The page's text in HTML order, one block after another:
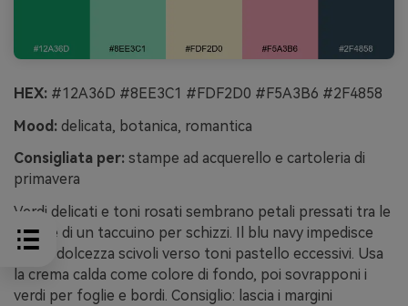
HEX: #12A36D #8EE3C1 #FDF2D0 #F5A3B6 #2F4858
Mood: delicata, botanica, romantica
Consigliata per: stampe ad acquerello e cartoleria di
primavera
Verdi delicati e toni rosati sembrano petali pressati tra le
pagine di un taccuino per schizzi. Il blu navy impedisce
che la dolcezza scivoli verso toni pastello eccessivi. Usa
la crema calda come colore di fondo, poi sovrapponi i
verdi per foglie e bordi. Consiglio: lascia i margini